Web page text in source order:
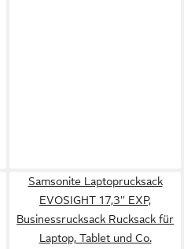
Samsonite Laptoprucksack
EVOSIGHT 17,3'' EXP,
Businessrucksack Rucksack für
Laptop, Tablet und Co.